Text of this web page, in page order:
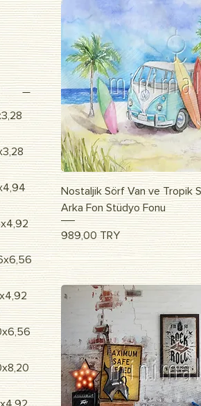
Быстрый
Nostaljik Sörf Van ve Tropik
Arka Fon Stüdyo Fonu
Цена
989,00 TRY